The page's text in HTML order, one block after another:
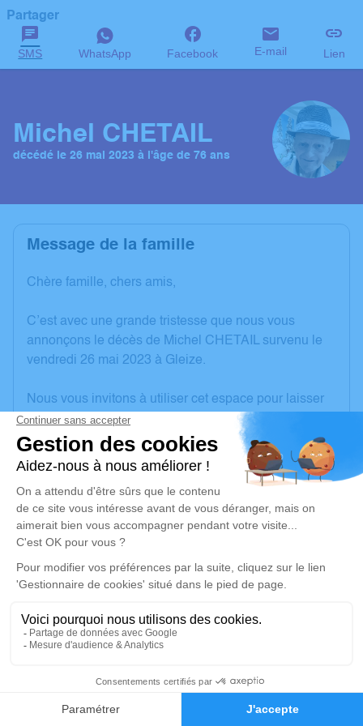
Faire-part Hommages
Partager
SMS WhatsApp Facebook E-mail Lien
Michel CHETAIL
décédé le 26 mai 2023 à l'âge de 76 ans
Message de la famille
Chère famille, chers amis,
C’est avec une grande tristesse que nous vous
annonçons le décès de Michel CHETAIL survenu le
vendredi 26 mai 2023 à Gleize.
Nous vous invitons à utiliser cet espace pour laisser
vos condoléances, partager des photos souvenirs,
une anecdote ou exprimer vos pensées à travers des
poèmes ou des textes. Cet endroit est un lieu
d'expression dédié à honorer la mémoire de Michel
CHETAIL.
Un service de plantation d’arbre hommage est
disponible ici.
Je rends hommage
Cérémonie religieuse
Église Saint Georges de Propières